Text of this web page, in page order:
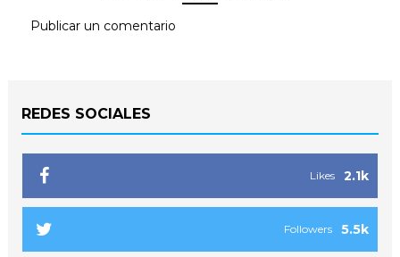
Publicar un comentario
REDES SOCIALES
2.1k
Likes
5.5k
Followers